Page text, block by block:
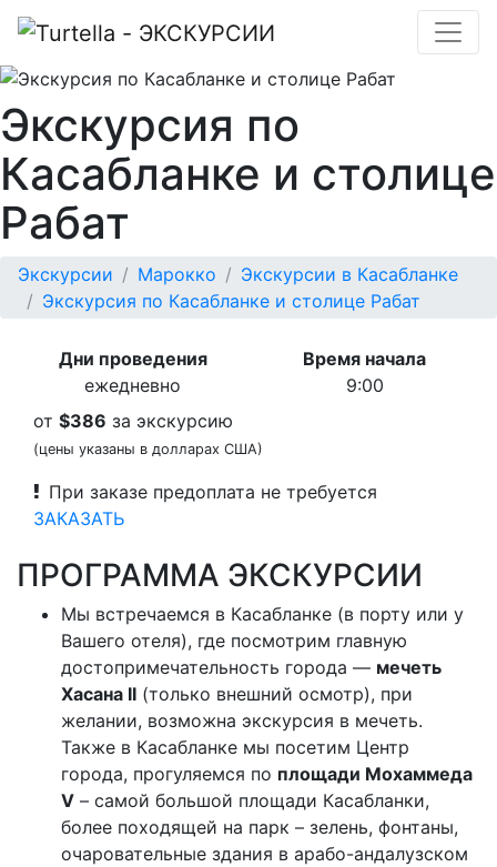
Экскурсия по
Касабланке и столице
Рабат
Экскурсии Марокко
Экскурсии в Касабланке
Экскурсия по Касабланке и столице Рабат
Дни проведения
ежедневно
Время начала
9:00
от $386 за экскурсию
(цены указаны в долларах США)
При заказе предоплата не требуется
ЗАКАЗАТЬ
ПРОГРАММА ЭКСКУРСИИ
Мы встречаемся в Касабланке (в порту или у
Вашего отеля), где посмотрим главную
достопримечательность города — мечеть
Хасана II (только внешний осмотр), при
желании, возможна экскурсия в мечеть.
Также в Касабланке мы посетим Центр
города, прогуляемся по площади Мохаммеда
V – самой большой площади Касабланки,
более походящей на парк – зелень, фонтаны,
очаровательные здания в арабо-андалузском